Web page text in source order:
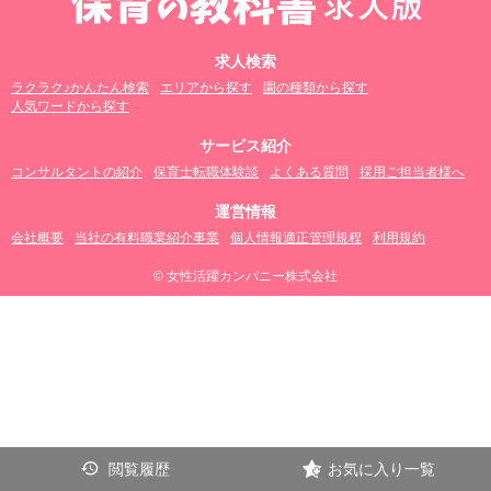
求人検索
ラクラク♪かんたん検索 エリアから探す
園の種類から探す
人気ワードから探す
サービス紹介
コンサルタントの紹介 保育士転職体験談 よくある質問 採用ご担当者様へ
運営情報
会社概要 当社の有料職業紹介事業 個人情報適正管理規程 利用規約
© 女性活躍カンパニー株式会社
閲覧履歴 お気に入り一覧